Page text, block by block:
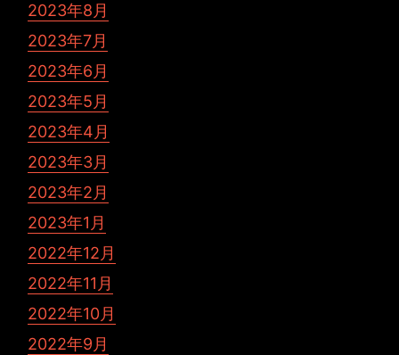
2023年8月
2023年7月
2023年6月
2023年5月
2023年4月
2023年3月
2023年2月
2023年1月
2022年12月
2022年11月
2022年10月
2022年9月